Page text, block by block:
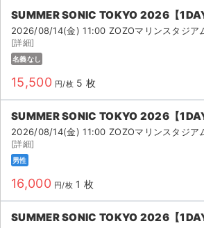
SUMMER SONIC TOKYO 2026【
2026/08/14(金) 11:00 ZOZOマリンスタジア
[詳細]
名義なし
15,500 円/枚 5 枚
SUMMER SONIC TOKYO 2026【
2026/08/14(金) 11:00 ZOZOマリンスタジア
[詳細]
男性
16,000 円/枚 1 枚
SUMMER SONIC TOKYO 2026【